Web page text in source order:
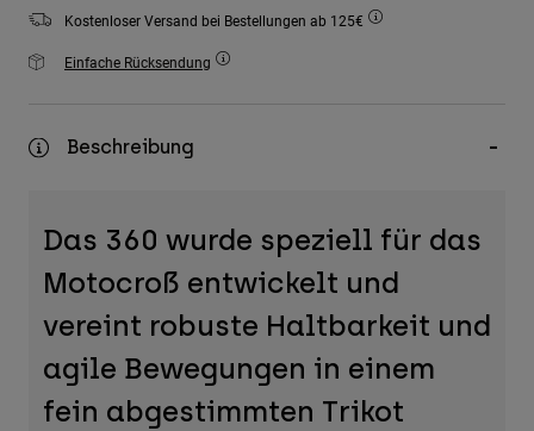
Zubehör
Alles in Accessoires
Hüte & Mützen
Kostenloser Versand bei Bestellungen ab 125€
Einfache Rücksendung
Beschreibung
Das 360 wurde speziell für das
Motocroß entwickelt und
vereint robuste Haltbarkeit und
agile Bewegungen in einem
fein abgestimmten Trikot